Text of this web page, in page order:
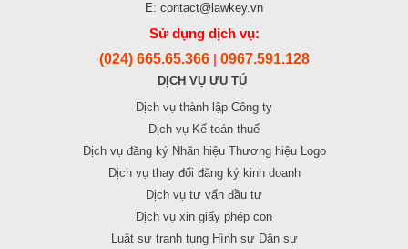
E: contact@lawkey.vn
Sử dụng dịch vụ:
(024) 665.65.366 0967.591.128
DỊCH VỤ ƯU TÚ
Dịch vụ thành lập Công ty
Dịch vụ Kế toán thuế
Dịch vụ đăng ký Nhãn hiệu Thương hiệu Logo
Dịch vụ thay đổi đăng ký kinh doanh
Dịch vụ tư vấn đầu tư
Dịch vụ xin giấy phép con
Luật sư tranh tụng Hình sự Dân sự